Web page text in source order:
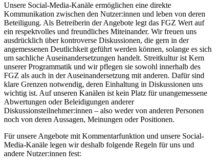
Unsere Social-Media-Kanäle ermöglichen eine direkte
Kommunikation zwischen den Nutzer:innen und leben von deren
Beteiligung. Als Betreiberin der Angebote legt das FGZ Wert auf
ein respektvolles und freundliches Miteinander. Wir freuen uns
ausdrücklich über kontroverse Diskussionen, die gern in der
angemessenen Deutlichkeit geführt werden können, solange es sich
um sachliche Auseinandersetzungen handelt. Streitkultur ist Kern
unserer Programmatik und wir pflegen sie sowohl innerhalb des
FGZ als auch in der Auseinandersetzung mit anderen. Dafür sind
klare Grenzen notwendig, deren Einhaltung in Diskussionen uns
wichtig ist. Auf unseren Kanälen ist kein Platz für unangemessene
Abwertungen oder Beleidigungen anderer
Diskussionsteilnehmer:innen – also weder von anderen Personen
noch von deren Aussagen, Meinungen oder Positionen.
Für unsere Angebote mit Kommentarfunktion und unsere Social-
Media-Kanäle legen wir deshalb folgende Regeln für uns und
andere Nutzer:innen fest: